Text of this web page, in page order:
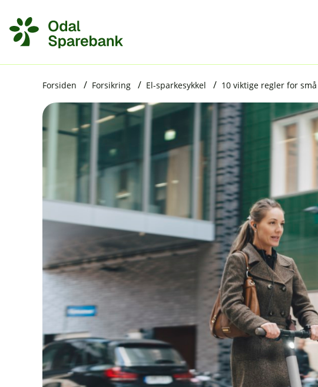
Forsiden Forsikring El-sparkesykkel 10 viktige regler for